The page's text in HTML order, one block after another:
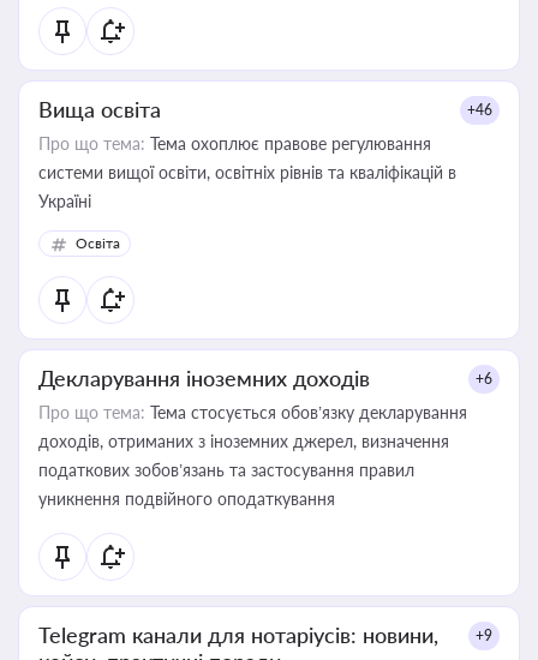
Вища освіта +46
Про що тема: Тема охоплює правове регулювання
системи вищої освіти, освітніх рівнів та кваліфікацій в
Україні
Освіта
Декларування іноземних доходів +6
Про що тема: Тема стосується обов’язку декларування
доходів, отриманих з іноземних джерел, визначення
податкових зобов’язань та застосування правил
уникнення подвійного оподаткування
Telegram канали для нотаріусів: новини,
+9